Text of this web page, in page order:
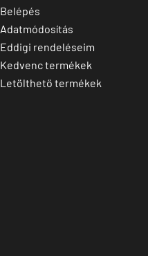
Belépés
Adatmódosítás
Eddigi rendeléseim
Kedvenc termékek
Letölthető termékek